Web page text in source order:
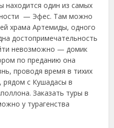
находится один из самых
— Эфес. Там можно
храма Артемиды, одного
достопримечательность
невозможно — домик
по преданию она
проводя время в тихих
рядом с Кушадасы в
Заказать туры в
у турагенства